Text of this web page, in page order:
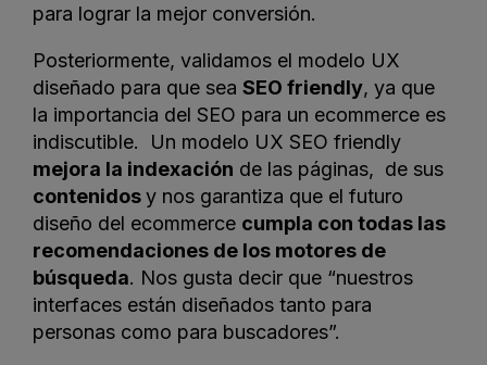
para lograr la mejor conversión.
Posteriormente, validamos el modelo UX
diseñado para que sea SEO friendly, ya que
la importancia del SEO para un ecommerce es
indiscutible. Un modelo UX SEO friendly
mejora la indexación de las páginas, de sus
contenidosy nos garantiza que el futuro
diseño del ecommerce cumpla con todas las
recomendaciones de los motores de
búsqueda. Nos gusta decir que “nuestros
interfaces están diseñados tanto para
personas como para buscadores”.